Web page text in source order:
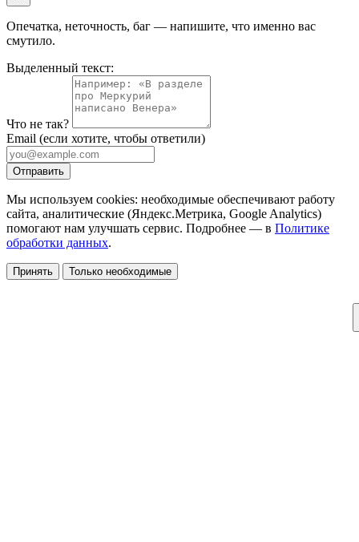
Опечатка, неточность, баг — напишите, что именно вас
смутило.
Выделенный текст:
Что не так?
Email (если хотите, чтобы ответили)
Отправить
Мы используем cookies: необходимые обеспечивают работу
сайта, аналитические (Яндекс.Метрика, Google Analytics)
помогают нам улучшать сервис. Подробнее — в Политике
обработки данных.
Принять Только необходимые